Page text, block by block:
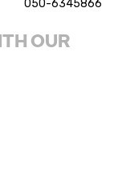
050-6345866
OUR